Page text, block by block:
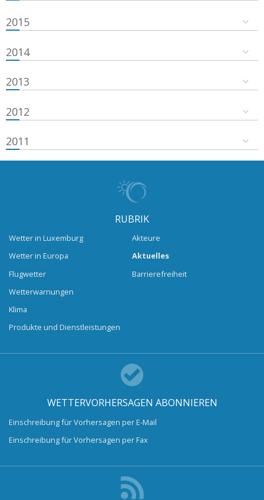
2015
2014
2013
2012
2011
RUBRIK
Wetter in Luxemburg
Wetter in Europa
Flugwetter
Wetterwarnungen
Klima
Produkte und Dienstleistungen
Akteure
Aktuelles
Barrierefreiheit
WETTERVORHERSAGEN ABONNIEREN
Einschreibung für Vorhersagen per E-Mail
Einschreibung für Vorhersagen per Fax